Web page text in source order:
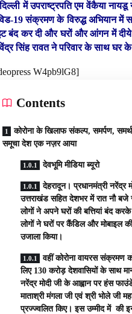
में उपराष्ट्रपति एम वेंकैया
19 संक्रमण के विरुद्ध अभियान में
बंद कर दी और घरों और आंगन में
सिंह रावत ने परिवार के साथ घर
W4pb9lG8]
Contents
कोरोना के खिलाफ संकल्प, समर्पण,
समूचा देश एक नज़र आया
देवभूमि मीडिया ब्यूरो
देहरादून। प्रधानमंत्री नरेंद्र
उत्तराखंड सहित देशभर में रात नौ बजे
लोगों ने अपने घरों की बत्तियां बंद
लोगों ने घरों पर कैंडिल और मोबाइल
उजाला किया।
वहीं कोरोना वायरस संक्रमण
लिए 130 करोड़ देशवासियों के साथ
नरेंद्र मोदी जी के आह्वान पर हंस
माताश्री मंगला जी एवं श्री भोले जी
प्रज्ज्वलित किए। इस उम्मीद में की